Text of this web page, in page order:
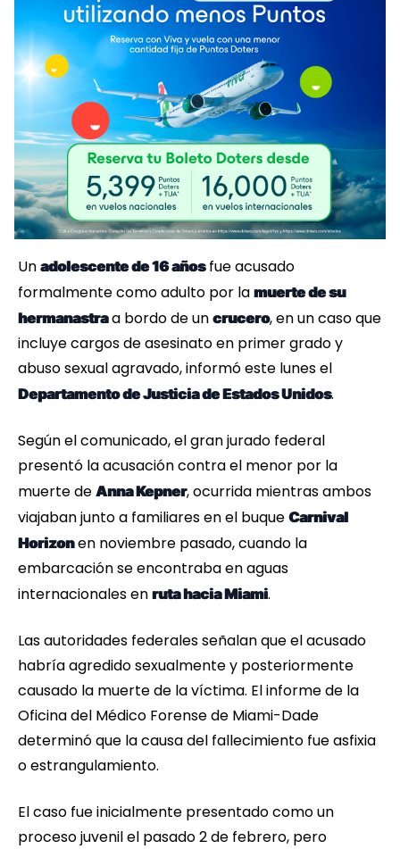
Un adolescente de 16 añosfue acusado
formalmente como adulto por la muerte de su
hermanastraa bordo de un crucero, en un caso que
incluye cargos de asesinato en primer grado y
abuso sexual agravado, informó este lunes el
Departamento de Justicia de Estados Unidos.
Según el comunicado, el gran jurado federal
presentó la acusación contra el menor por la
muerte de Anna Kepner, ocurrida mientras ambos
viajaban junto a familiares en el buque Carnival
Horizonen noviembre pasado, cuando la
embarcación se encontraba en aguas
internacionales en ruta hacia Miami.
Las autoridades federales señalan que el acusado
habría agredido sexualmente y posteriormente
causado la muerte de la víctima. El informe de la
Oficina del Médico Forense de Miami-Dade
determinó que la causa del fallecimiento fue asfixia
o estrangulamiento.
El caso fue inicialmente presentado como un
proceso juvenil el pasado 2 de febrero, pero